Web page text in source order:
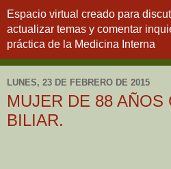
Espacio virtual creado para
actualizar temas y comentar
práctica de la Medicina Interna
LUNES, 23 DE FEBRERO DE 2015
MUJER DE 88 AÑOS
BILIAR.